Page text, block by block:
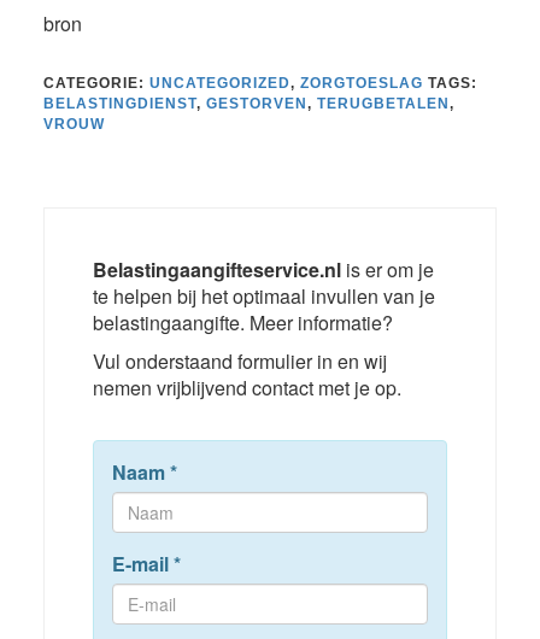
bron
CATEGORIE: UNCATEGORIZED, ZORGTOESLAG TAGS:
BELASTINGDIENST, GESTORVEN, TERUGBETALEN,
VROUW
Belastingaangifteservice.nlis er om je
te helpen bij het optimaal invullen van je
belastingaangifte. Meer informatie?
Vul onderstaand formulier in en wij
nemen vrijblijvend contact met je op.
Naam*
E-mail*